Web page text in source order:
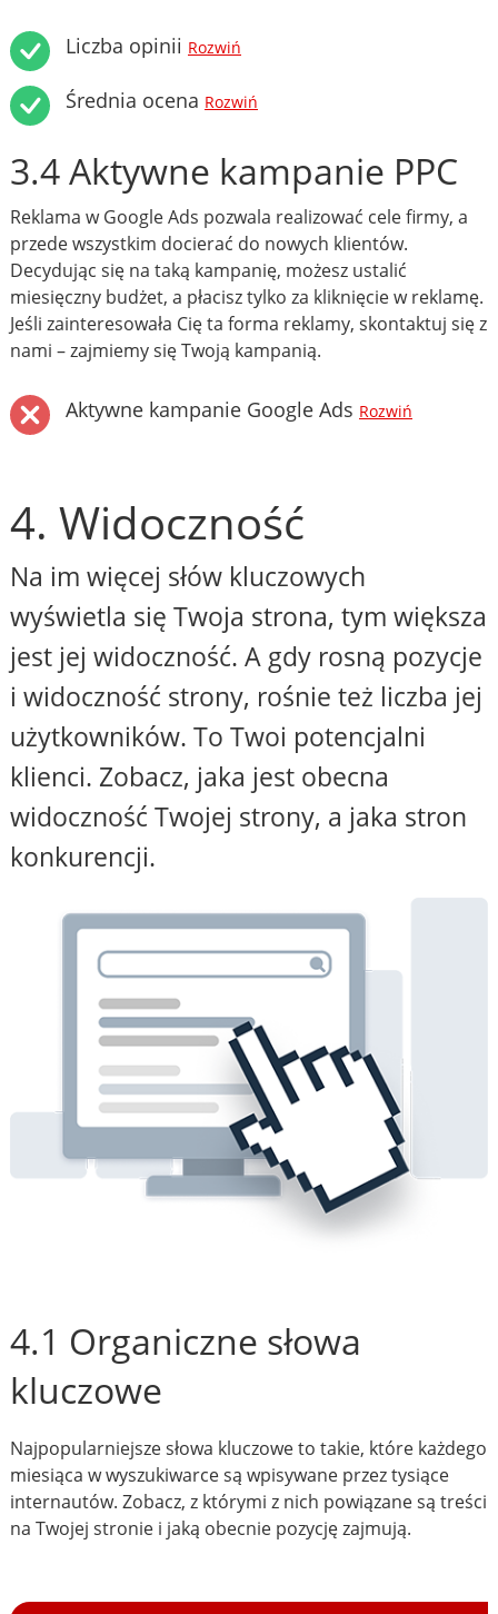
Liczba opinii Rozwiń
Średnia ocena Rozwiń
3.4 Aktywne kampanie PPC
Reklama w Google Ads pozwala realizować cele firmy, a
przede wszystkim docierać do nowych klientów.
Decydując się na taką kampanię, możesz ustalić
miesięczny budżet, a płacisz tylko za kliknięcie w reklamę.
Jeśli zainteresowała Cię ta forma reklamy, skontaktuj się z
nami – zajmiemy się Twoją kampanią.
Aktywne kampanie Google Ads Rozwiń
4. Widoczność
Na im więcej słów kluczowych
wyświetla się Twoja strona, tym większa
jest jej widoczność. A gdy rosną pozycje
i widoczność strony, rośnie też liczba jej
użytkowników. To Twoi potencjalni
klienci. Zobacz, jaka jest obecna
widoczność Twojej strony, a jaka stron
konkurencji.
4.1 Organiczne słowa
kluczowe
Najpopularniejsze słowa kluczowe to takie, które każdego
miesiąca w wyszukiwarce są wpisywane przez tysiące
internautów. Zobacz, z którymi z nich powiązane są treści
na Twojej stronie i jaką obecnie pozycję zajmują.